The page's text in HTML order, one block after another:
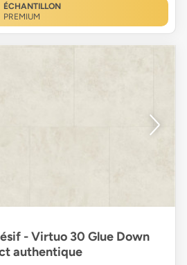
ÉCHANTILLON
PREMIUM
- Virtuo 30 Glue Down
authentique